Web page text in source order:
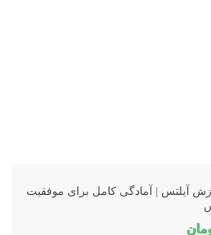
آیلتس | آمادگی کامل برای موفقیت